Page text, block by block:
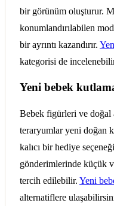
bir görünüm oluşturur.
konumlandırılabilen
bir ayrıntı kazandırır.
kategorisi de
Yeni bebek
Bebek figürleri ve doğal
teraryumlar yeni doğan
kalıcı bir hediye
gönderimlerinde küçük
tercih edilebilir. Yeni
alternatiflere